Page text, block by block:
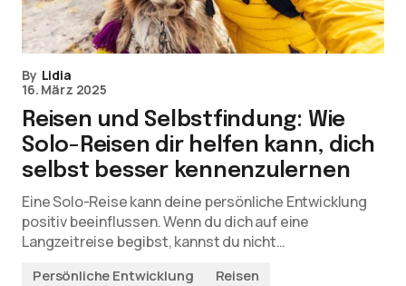
By Lidia
16. März 2025
Reisen und Selbstfindung: Wie
Solo-Reisen dir helfen kann, dich
selbst besser kennenzulernen
Eine Solo-Reise kann deine persönliche Entwicklung
positiv beeinflussen. Wenn du dich auf eine
Langzeitreise begibst, kannst du nicht…
Persönliche Entwicklung Reisen